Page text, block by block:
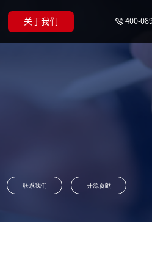
400-
关于我们
联系我们 开源贡献